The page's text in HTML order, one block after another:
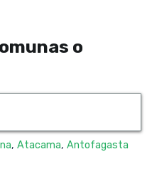
o
, Atacama, Antofagasta